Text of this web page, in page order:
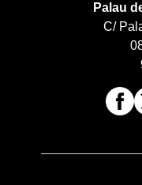
Palau
C/